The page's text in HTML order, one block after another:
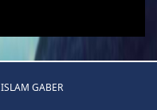
ISLAM GABER